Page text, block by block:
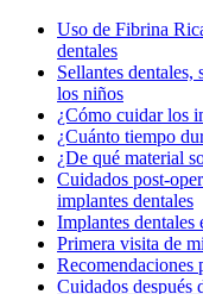
Uso de Fibrina
dentales
Sellantes
los niños
¿Cómo cuidar los
¿Cuánto tiempo
¿De qué material
Cuidados post-
implantes dentales
Implantes dentales
Primera visita de
Recomendaciones
Cuidados después